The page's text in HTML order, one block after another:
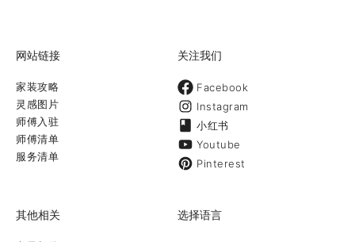
网站链接
家装攻略
灵感图片
师傅入驻
师傅清单
服务清单
关注我们
Facebook
Instagram
小红书
Youtube
Pinterest
其他相关 选择语言